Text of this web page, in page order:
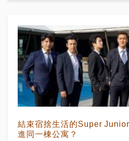
結束宿捨生活的Super
進同一棟公寓？